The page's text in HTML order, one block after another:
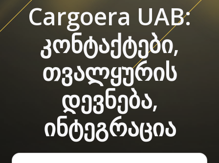
Cargoera UAB:
კონტაქტები,
თვალყურის
დევნება,
ინტეგრაცია